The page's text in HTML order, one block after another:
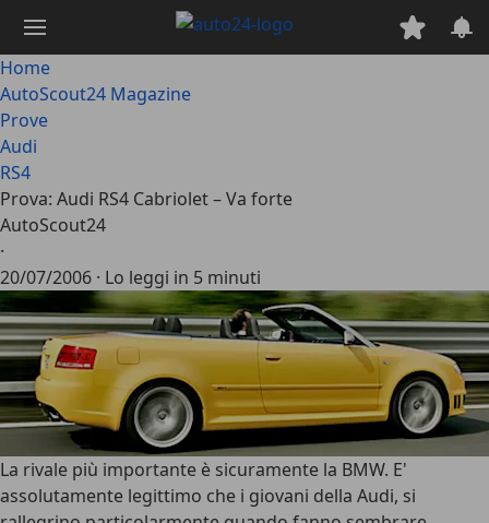
contenuto
principale
Home
AutoScout24 Magazine
Prove
Audi
RS4
Prova: Audi RS4 Cabriolet – Va forte
AutoScout24
·
20/07/2006 · Lo leggi in 5 minuti
La rivale più importante è sicuramente la BMW. E'
assolutamente legittimo che i giovani della Audi, si